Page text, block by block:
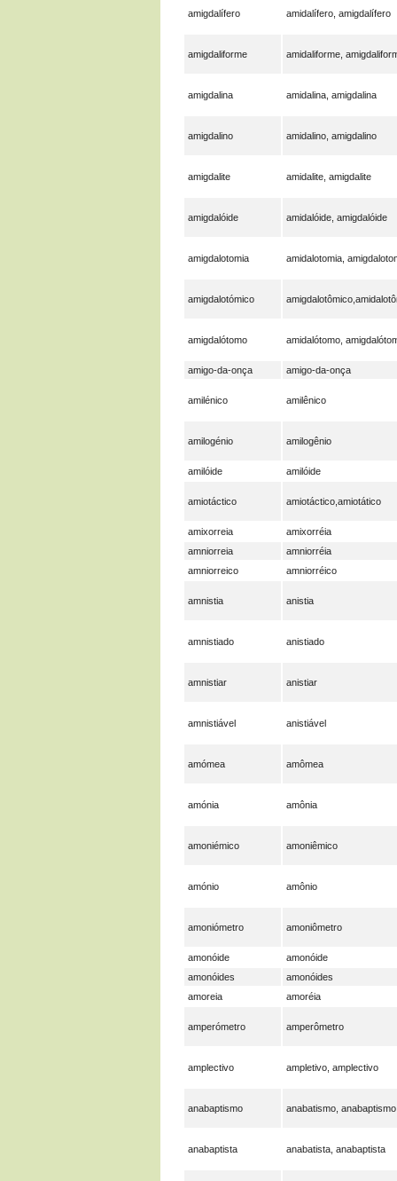
amigdalífero amidalífero, amigdalífero
amigdaliforme amidaliforme,
amigdalina amidalina, amigdalina
amigdalino amidalino, amigdalino
amigdalite amidalite, amigdalite
amigdalóide amidalóide, amigdalóide
amigdalotomia amidalotomia,
amigdalotómico
amigdalótomo amidalótomo,
amigo-da-onça amigo-da-onça
amilénico amilênico
amilogénio amilogênio
amilóide amilóide
amiotáctico amiotáctico,amiotático
amixorreia
amixorréia
amniorreia
amniorréia
amniorreico
amniorréico
amnistia anistia
amnistiado anistiado
amnistiar anistiar
amnistiável anistiável
amómea amômea
amónia amônia
amoniémico amoniêmico
amónio amônio
amoniómetro amoniômetro
amonóide
amonóide
amonóides
amonóides
amoreia
amoréia
amperómetro amperômetro
amplectivo ampletivo, amplectivo
anabaptismo anabatismo, anabaptismo
anabaptista anabatista, anabaptista